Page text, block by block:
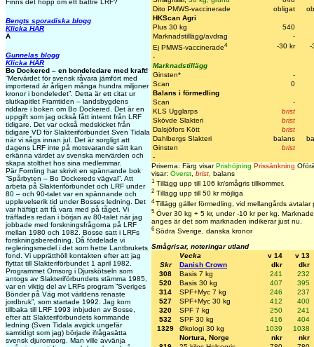
Finns det hopp om ett bättre LRF?
Bengts sporadiska blogg
Klicka HÄR
A
Gunnelas blogg
Klicka HÄR
Bo Dockered – en bondeledare med kraft!
”Mervärdet för svensk råvara jämfört med
importerad är årligen många hundra miljoner
kronor i bondeledet”. Detta är ett citat ur
slutkapitlet Framtiden – landsbygdens
riddare i boken om Bo Dockered. Det är en
uppgift som jag också fått internt från LRF
tidigare. Det var också medskicket från
tidigare VD för Slakteriförbundet Sven Tidala
när vi sågs innan jul. Det är sorgligt att
dagens LRF inte på motsvarande sätt kan
erkänna värdet av svenska mervärden och
skapa stolthet hos sina medlemmar.
Pär Fornling har skrivit en spännande bok
”Spårbyten – Bo Dockereds vägval”. Att
arbeta på Slakteriförbundet och LRF under
80 – och 90-talet var en spännande och
upplevelserik tid under Bosses ledning. Det
var häftigt att få vara med på tåget. Vi
träffades redan i början av 80-talet när jag
jobbade med forskningsfrågorna på LRF
mellan 1980 och 1982. Bosse satt i LRFs
forskningsberedning. Då fördelade vi
regleringsmedel i det som hette Lantbrukets
fond. Vi upprätthöll kontakten efter att jag
flyttat till Slakteriförbundet 1 april 1982.
Programmet Omsorg i Djurskötseln som
antogs av Slakteriförbundets stämma 1985,
var en viktig del av LRFs program ”Sveriges
Bönder på Väg mot världens renaste
jordbruk”, som startade 1992. Jag kom
tillbaka till LRF 1993 inbjuden av Bosse,
efter att Slakteriförbundets kommande
ledning (Sven Tidala avgick ungefär
samtidigt som jag) började ifrågasätta
svensk djuromsorg. Man ville avvänja
Dito PMWS-vaccinerade
obligat
HKScan Agri
Plus 30 kg
540
Marknadstillägg/avdrag
-
Ej PMWS-vaccinerade4 -30 kr
-
-
Marknadstillägg
Ginsten*
-
Scan
0
Balans i förmedling
Scan
-
KLS Ugglarps
brist
Skövde Slakteri
brist
Dalsjöfors Kött
brist
Dahlbergs Slakteri
balans
Ginsten
brist
-
Priserna: Färg visarPrishöjning Prissänkning
visar: Överst brist balans
1 Tillägg upp till 106 kr/smågris tillkommer.
2 Tillägg upp till 50 kr möjliga
4Tillägg gäller förmedling, vid mellangårds avtalar
5 Över 30 kg + 5 kr, under -10 kr per kg.
anges är det som marknaden indikerar just nu.
6 Södra Sverige, danska kronor
Smågrisar, noteringar utland
Vecka
v 14
v 13
Skr
Danish Crown dkr
dkr
308
Basis 7 kg 241
232
520
Basis 30 kg 407
395
314
SPF+Myc 7 kg 246
237
527
SPF+Myc 30 kg 412
400
320
SPF 7 kg 250
241
532
SPF 30 kg 416
404
1329
Økologi 30 kg 1039
1038
Nortura, Norge
nkr
nkr